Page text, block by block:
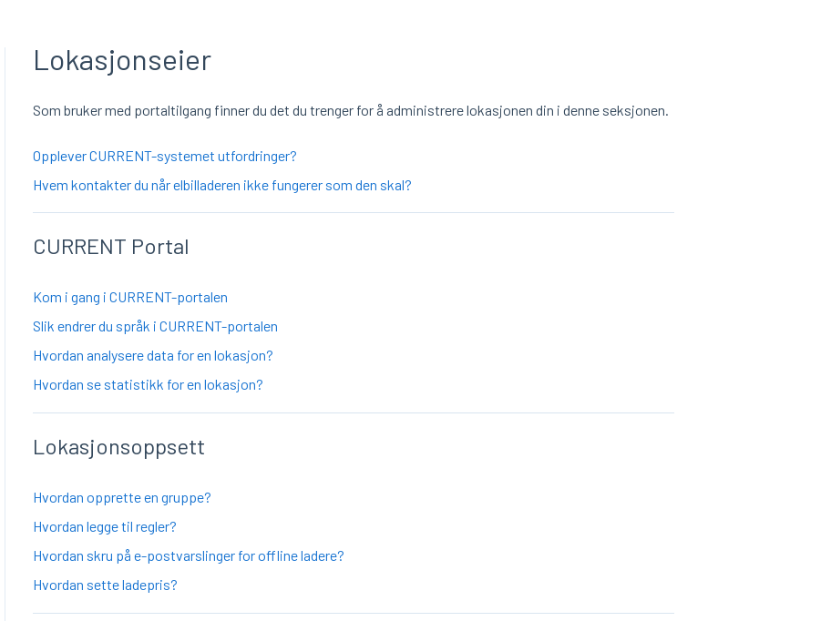
Lokasjonseier
Som bruker med portaltilgang finner du det du trenger for å administrere lokasjonen din i denne seksjonen.
Opplever CURRENT-systemet utfordringer?
Hvem kontakter du når elbilladeren ikke fungerer som den skal?
CURRENT Portal
Kom i gang i CURRENT-portalen
Slik endrer du språk i CURRENT-portalen
Hvordan analysere data for en lokasjon?
Hvordan se statistikk for en lokasjon?
Lokasjonsoppsett
Hvordan opprette en gruppe?
Hvordan legge til regler?
Hvordan skru på e-postvarslinger for offline ladere?
Hvordan sette ladepris?